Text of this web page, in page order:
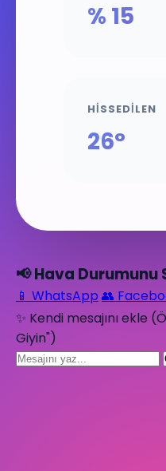
% 15
HISSEDILEN
26°
📢 Hava
📱 WhatsApp 👥
✨ Kendi mesajını ekle
Giyin")